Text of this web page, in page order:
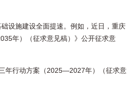
设施建设全面提速。例如，近日，重庆
年）（征求意见稿）》公开征求意
年行动方案（2025—2027年）（征求意